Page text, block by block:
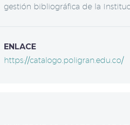
gestión bibliográfica de la
ENLACE
https://catalogo.poligran.edu.co/